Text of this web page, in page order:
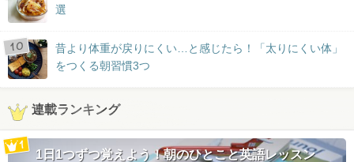
選
昔より体重が戻りにくい…と感じたら！「太りにくい体」
をつくる朝習慣3つ
連載ランキング
1日1つずつ覚えよう！朝のひとこと英語レッスン